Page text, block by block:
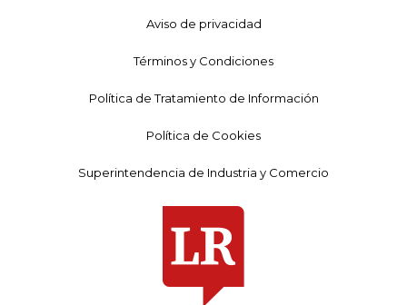
Aviso de privacidad
Términos y Condiciones
Política de Tratamiento de Información
Política de Cookies
Superintendencia de Industria y Comercio